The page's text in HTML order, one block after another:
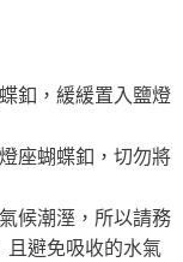
釦，緩緩置入鹽燈
座蝴蝶釦，切勿將
候潮溼，所以請務
且避免吸收的水氣